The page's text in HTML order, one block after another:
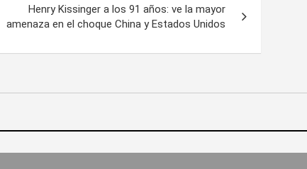
Henry Kissinger a los 91 años: ve la mayor
amenaza en el choque China y Estados Unidos